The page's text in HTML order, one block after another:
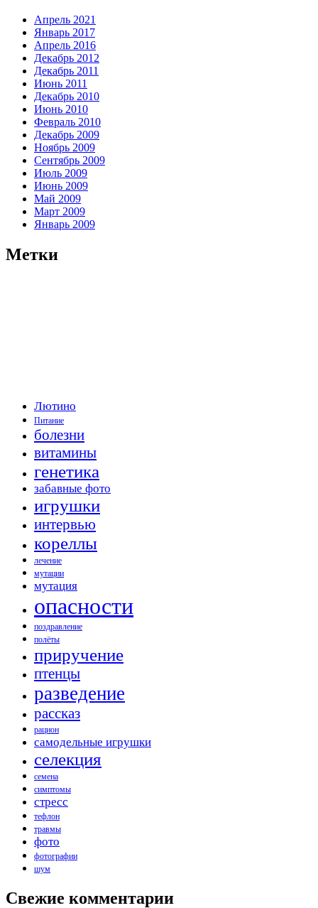
Апрель 2021
Январь 2017
Апрель 2016
Декабрь 2012
Декабрь 2011
Июнь 2011
Декабрь 2010
Июнь 2010
Февраль 2010
Декабрь 2009
Ноябрь 2009
Сентябрь 2009
Июль 2009
Июнь 2009
Май 2009
Март 2009
Январь 2009
Метки
Лютино
Питание
болезни
витамины
генетика
забавные фото
игрушки
интервью
кореллы
лечение
мутации
мутация
опасности
поздравление
полёты
приручение
птенцы
разведение
рассказ
рацион
самодельные игрушки
селекция
семена
симптомы
стресс
тефлон
травмы
фото
фотографии
шум
Свежие комментарии